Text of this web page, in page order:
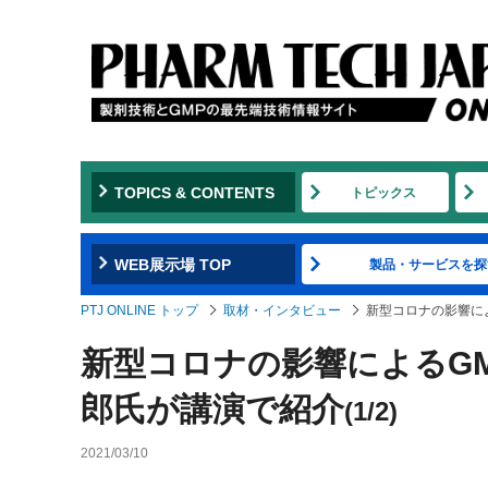
TOPICS & CONTENTS トピックス
WEB展示場 TOP 製品・サービスを
PTJ ONLINE トップ 取材・インタビュー 新型コロナの影響
新型コロナの影響による
郎氏が講演で紹介(1/2)
2021/03/10